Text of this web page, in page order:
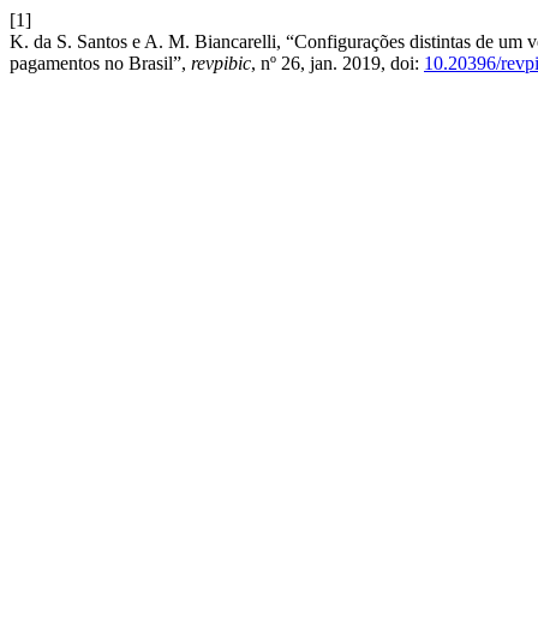
[1]
K. da S. Santos e A. M. Biancarelli, “Configurações distintas de um
pagamentos no Brasil”, revpibic, nº 26, jan. 2019, doi: 10.20396/